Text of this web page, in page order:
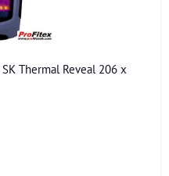
Thermal Reveal 206 x